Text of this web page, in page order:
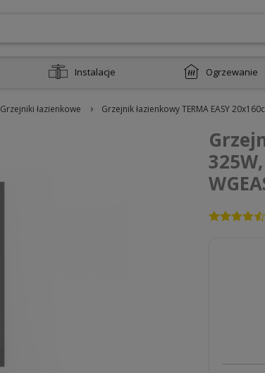
Instalacje Ogrzewanie
Grzejniki łazienkowe › Grzejnik łazienkowy TERMA EASY